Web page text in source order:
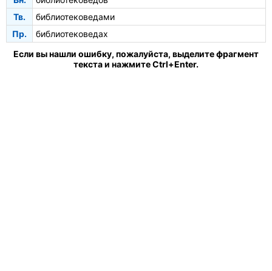
Тв.
библиотековедами
Пр.
библиотековедах
Если вы нашли ошибку, пожалуйста, выделите фрагмент
текста и нажмите Ctrl+Enter.